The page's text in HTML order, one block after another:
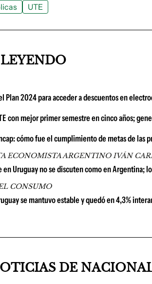
UTE
Plan 2024 para acceder a descuentos en
con mejor primer semestre en cinco años;
cómo fue el cumplimiento de metas de las
ECONOMISTA ARGENTINO IVÁN
en Uruguay no se discuten como en Argentina;
CONSUMO
se mantuvo estable y quedó en 4,3%
DE